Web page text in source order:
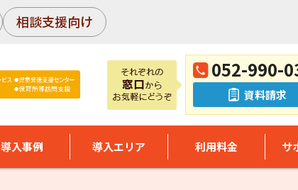
相談支援向け
052-990-
資料請求
導入事例 導入エリア 利用料金 サ